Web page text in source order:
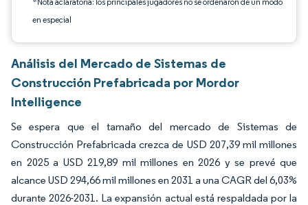
en especial
Análisis del Mercado de Sistemas de
Construcción Prefabricada por Mordor
Intelligence
Se espera que el tamaño del mercado de Sistemas de
Construcción Prefabricada crezca de USD 207,39 mil millones
en 2025 a USD 219,89 mil millones en 2026 y se prevé que
alcance USD 294,66 mil millones en 2031 a una CAGR del 6,03%
durante 2026-2031. La expansión actual está respaldada por la